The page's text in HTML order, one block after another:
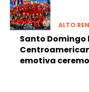
ALTO
Santo Domingo
emotiva